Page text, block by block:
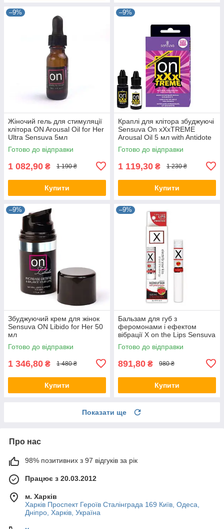
–9%
Жіночий гель для стимуляції
клітора ON Arousal Oil for Her
Ultra Sensuva 5мл
Готово до відправки
1 082,90 ₴ 1 190 ₴
Купити
–9%
Краплі для клітора збуджуючі
Sensuva On xXxTREME
Arousal Oil 5 мл with Antidote
5 мл
Готово до відправки
1 119,30 ₴ 1 230 ₴
Купити
–9%
Збуджуючий крем для жінок
Sensuva ON Libido for Her 50
мл
Готово до відправки
1 346,80 ₴ 1 480 ₴
Купити
–9%
Бальзам для губ з
феромонами і ефектом
вібрації X on the Lips Sensuva
Strawberry
Готово до відправки
891,80 ₴ 980 ₴
Купити
Показати ще
Про нас
98% позитивних з 97 відгуків за рік
Працює з 20.03.2012
м. Харків
Харків Проспект Героїв Сталінграда 169 Київ, Одеса,
Дніпро, Харків, Україна